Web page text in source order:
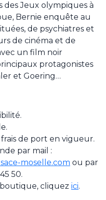
des Jeux olympiques à
Bernie enquête au
de psychiatres et
de cinéma et de
un film noir
protagonistes
et Goering…
frais de port en vigueur.
par mail :
moselle.com ou par
50.
cliquez ici.